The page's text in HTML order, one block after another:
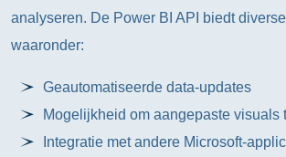
analyseren. De Power BI API biedt
waaronder:
Geautomatiseerde data-updates
Mogelijkheid om aangepaste visuals
Integratie met andere Microsoft-